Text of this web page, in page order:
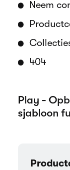
Neem
404
Play -
sjabloon